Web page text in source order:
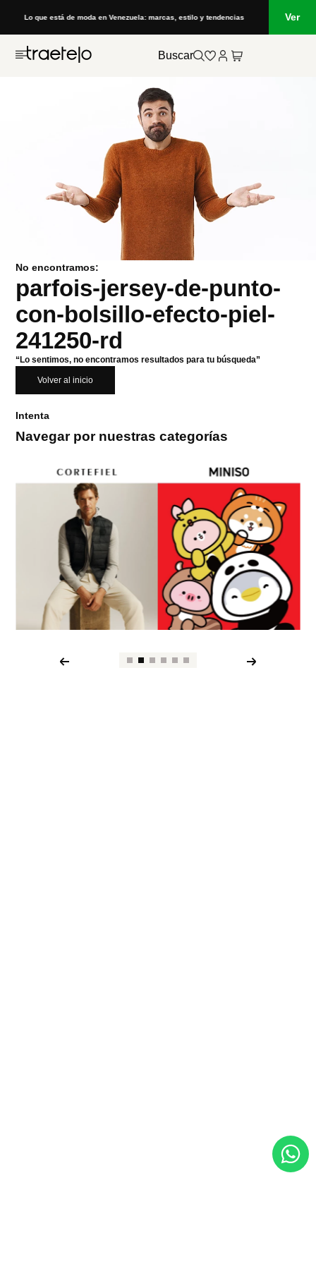
Lo que está de moda en Venezuela: marcas, estilo y tendencias Ver
Buscar
No encontramos:
parfois-jersey-de-punto-
con-bolsillo-efecto-piel-
241250-rd
“Lo sentimos, no encontramos resultados para tu búsqueda”
Volver al inicio
Intenta
Navegar por nuestras categorías